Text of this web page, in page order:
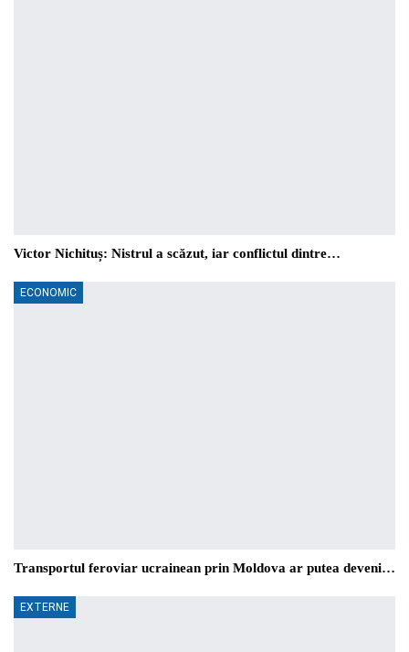
Victor Nichituș: Nistrul a scăzut, iar conflictul dintre…
ECONOMIC
Transportul feroviar ucrainean prin Moldova ar putea deveni…
EXTERNE